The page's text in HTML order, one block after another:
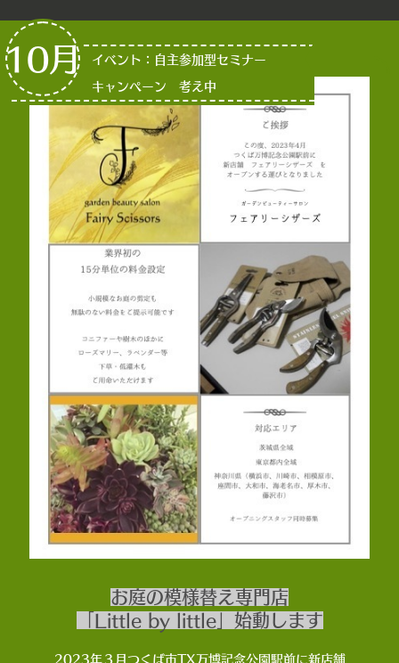
イベント：自主参加型セミナー
キャンペーン 考え中
10月
お庭の模様替え専門店
「Little by little」始動します
2023年３月つくば市TX万博記念公園駅前に新店舗